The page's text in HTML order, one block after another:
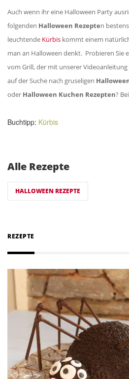
Auch wenn ihr eine Halloween Party
folgenden Halloween Rezepten
leuchtende Kürbis kommt einem
man an Halloween denkt. Probieren Sie
vom Grill, der mit unserer
auf der Suche nach gruseligen
oder Halloween Kuchen Rezepten?
Buchtipp: Kürbis
Alle Rezepte
HALLOWEEN REZEPTE
REZEPTE